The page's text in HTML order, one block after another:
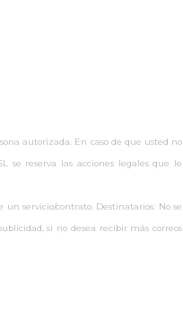
autorizada. En caso de que usted no
se reserva las acciones legales que le
un servicio/contrato. Destinatarios: No se
si no desea recibir más correos